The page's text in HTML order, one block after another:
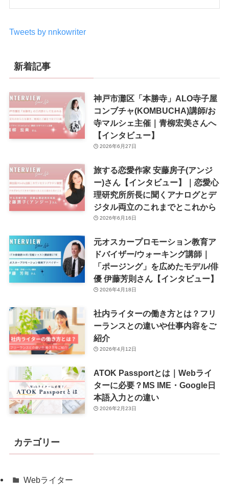
Tweets by nnkowriter
新着記事
神戸市灘区「本勝寺」ALO寺子屋
コンブチャ(KOMBUCHA)講師/お
寺マルシェ主催｜青柳宏美さんへ
【インタビュー】
2026年6月27日
旅する恋愛作家 安藤房子(アンジ
ー)さん【インタビュー】｜恋愛心
理研究所所長に聞くアナログとデ
ジタル両立のこれまでとこれから
2026年6月16日
元オスカープロモーション教育ア
ドバイザー/ウォーキング講師｜
「ポージング」を広めたモデル/俳
優 伊藤芳則さん【インタビュー】
2026年4月18日
社内ライターの働き方とは？フリ
ーランスとの違いや仕事内容をご
紹介
2026年4月12日
ATOK Passportとは｜Webライ
ターに必要？MS IME・Google日
本語入力との違い
2026年2月23日
カテゴリー
Webライター